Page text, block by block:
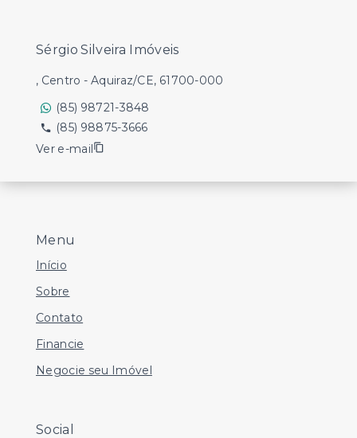
Menu
Início
Sobre
Contato
Financie
Negocie seu Imóvel
Social
Sérgio Silveira Imóveis
, Centro - Aquiraz/CE, 61700-000
(85) 98721-3848
(85) 98875-3666
Ver e-mail